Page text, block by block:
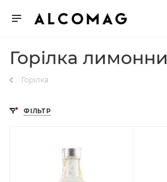
Горілка
Горілка
ФІЛЬТР